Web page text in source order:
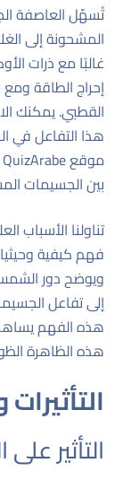
تُسهّل العاصفة
المشحونة إلى
غالبًا مع ذرات
إحراج الطاقة
القطبي. يمكنك
هذا التفاعل في
موقعQuizArabe
بين الجسيمات
تناولنا الأسباب
فهم كيفية
ويوضح دور
إلى تفاعل
هذه الفهم
هذه الظاهرة
التأثيرات
التأثير على